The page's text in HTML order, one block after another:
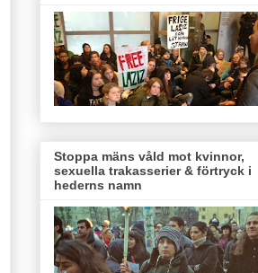
Stoppa mäns våld mot kvinnor,
sexuella trakasserier & förtryck i
hederns namn